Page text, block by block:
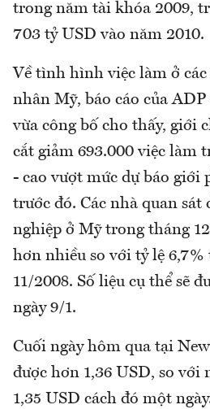
trong năm tài khóa 2009,
703 tỷ USD vào năm 2010.
Về tình hình việc làm ở
nhân Mỹ, báo cáo của
vừa công bố cho thấy, giới
cắt giảm 693.000 việc làm
- cao vượt mức dự báo giới
trước đó. Các nhà quan sát
nghiệp ở Mỹ trong tháng
hơn nhiều so với tỷ lệ
11/2008. Số liệu cụ thể sẽ
ngày 9/1.
Cuối ngày hôm qua tại
được hơn 1,36 USD, so với
1,35 USD cách đó một